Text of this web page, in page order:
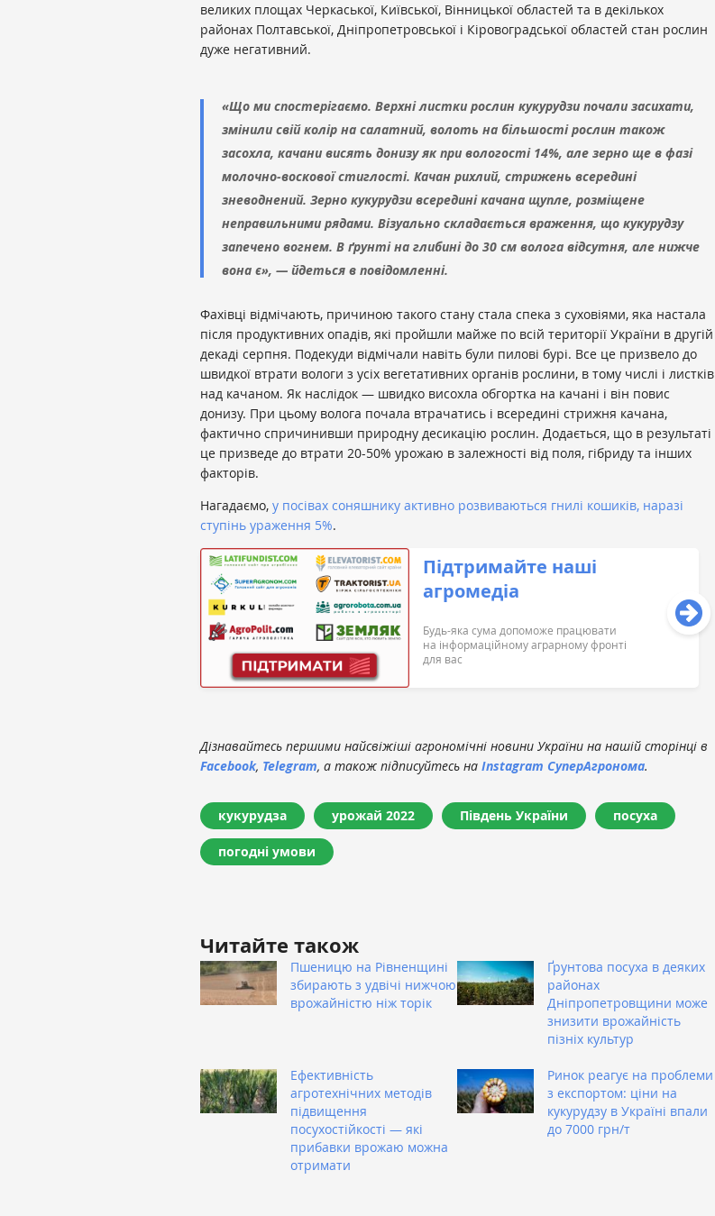
великих площах Черкаської, Київської, Вінницької областей та в декількох
районах Полтавської, Дніпропетровської і Кіровоградської областей стан рослин
дуже негативний.
«Що ми спостерігаємо. Верхні листки рослин кукурудзи почали засихати,
змінили свій колір на салатний, волоть на більшості рослин також
засохла, качани висять донизу як при вологості 14%, але зерно ще в фазі
молочно-воскової стиглості. Качан рихлий, стрижень всередині
зневоднений. Зерно кукурудзи всередині качана щупле, розміщене
неправильними рядами. Візуально складається враження, що кукурудзу
запечено вогнем. В ґрунті на глибині до 30 см волога відсутня, але нижче
вона є», — йдеться в повідомленні.
Фахівці відмічають, причиною такого стану стала спека з суховіями, яка настала
після продуктивних опадів, які пройшли майже по всій території України в другій
декаді серпня. Подекуди відмічали навіть були пилові бурі. Все це призвело до
швидкої втрати вологи з усіх вегетативних органів рослини, в тому числі і листків
над качаном. Як наслідок — швидко висохла обгортка на качані і він повис
донизу. При цьому волога почала втрачатись і всередині стрижня качана,
фактично спричинивши природну десикацію рослин. Додається, що в результаті
це призведе до втрати 20-50% урожаю в залежності від поля, гібриду та інших
факторів.
Нагадаємо, у посівах соняшнику активно розвиваються гнилі кошиків, наразі
ступінь ураження 5%.
Підтримайте наші
агромедіа
Будь-яка сума допоможе працювати
на інформаційному аграрному фронті
для вас
Дізнавайтесь першими найсвіжіші агрономічні новини України на нашій сторінці в
Facebook, Telegram, а також підписуйтесь на Instagram СуперАгронома.
кукурудза урожай 2022 Південь України посуха
погодні умови
Читайте також
Пшеницю на Рівненщині
збирають з удвічі нижчою
врожайністю ніж торік
Ґрунтова посуха в деяких
районах
Дніпропетровщини може
знизити врожайність
пізніх культур
Ефективність
агротехнічних методів
підвищення
посухостійкості — які
прибавки врожаю можна
отримати
Ринок реагує на проблеми
з експортом: ціни на
кукурудзу в Україні впали
до 7000 грн/т